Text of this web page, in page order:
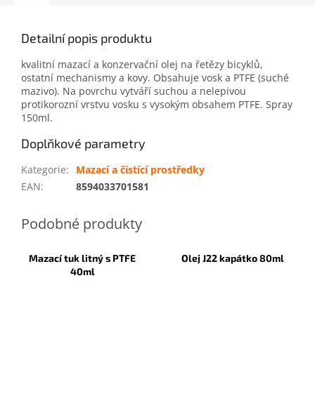
Detailní popis produktu
kvalitní mazací a konzervační olej na řetězy bicyklů,
ostatní mechanismy a kovy. Obsahuje vosk a PTFE (suché
mazivo). Na povrchu vytváří suchou a nelepivou
protikorozní vrstvu vosku s vysokým obsahem PTFE. Spray
150ml.
Doplňkové parametry
Kategorie:
Mazací a čistící prostředky
EAN: 8594033701581
Mazací tuk litný s PTFE
40ml
Olej J22 kapátko 80ml